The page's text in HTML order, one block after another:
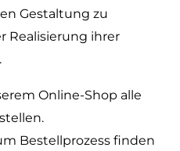
Gestaltung zu
Realisierung ihrer
Online-Shop alle
Bestellprozess finden